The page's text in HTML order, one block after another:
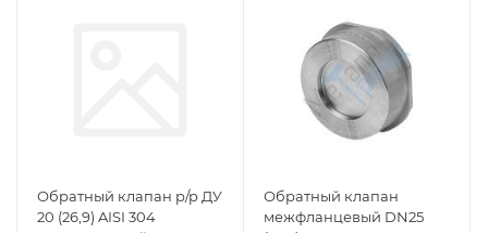
Обратный клапан р/р ДУ
20 (26,9) AISI 304
Обратный клапан
межфланцевый DN25